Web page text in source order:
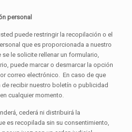
personal
puede restringir la recopilación o el
que es proporcionada a nuestro
le solicite rellenar un formulario,
puede marcar o desmarcar la opción
correo electrónico. En caso de que
de recibir nuestro boletín o publicidad
cualquier momento.
cederá ni distribuirá la
es recopilada sin su consentimiento,